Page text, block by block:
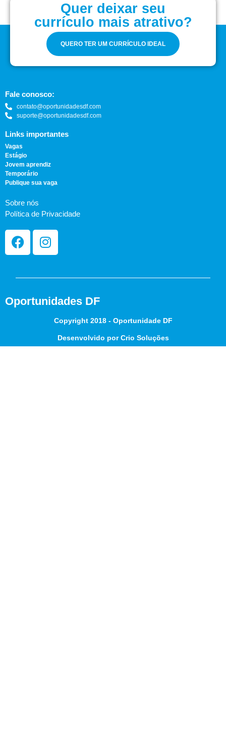
Quer deixar seu
currículo mais atrativo?
QUERO TER UM CURRÍCULO IDEAL
Fale conosco:
contato@oportunidadesdf.com
suporte@oportunidadesdf.com
Links importantes
Vagas
Estágio
Jovem aprendiz
Temporário
Publique sua vaga
Sobre nós
Política de Privacidade
Oportunidades DF
Copyright 2018 - Oportunidade DF
Desenvolvido por Crio Soluções